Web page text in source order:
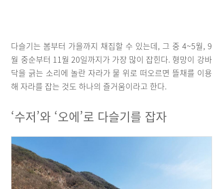
다슬기는 봄부터 가을까지 채집할 수 있는데, 그 중 4~5월, 9
월 중순부터 11월 20일까지가 가장 많이 잡힌다. 형망이 강바
닥을 긁는 소리에 놀란 자라가 물 위로 떠오르면 뜰채를 이용
해 자라를 잡는 것도 하나의 즐거움이라고 한다.
‘수저’와 ‘오에’로 다슬기를 잡자